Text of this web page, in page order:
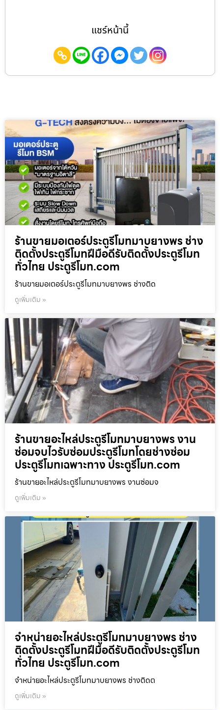
แชร์หน้านี้
ร้านขายมอเตอร์ประตูรีโมทมาบยางพร ช่าง
ติดตั้งประตูรีโมทฝีมือดีรับติดตั้งประตูรีโมท
ทั่วไทย ประตูรีโมท.com
ร้านขายมอเตอร์ประตูรีโมทมาบยางพร ช่างติด
ดูเพิ่มเติม »
ร้านขายอะไหล่ประตูรีโมทมาบยางพร งาน
ซ่อมจบไวรับซ่อมประตูรีโมทโดยช่างซ่อม
ประตูรีโมทเฉพาะทาง ประตูรีโมท.com
ร้านขายอะไหล่ประตูรีโมทมาบยางพร งานซ่อมจ
ดูเพิ่มเติม »
จำหน่ายอะไหล่ประตูรีโมทมาบยางพร ช่าง
ติดตั้งประตูรีโมทฝีมือดีรับติดตั้งประตูรีโมท
ทั่วไทย ประตูรีโมท.com
จำหน่ายอะไหล่ประตูรีโมทมาบยางพร ช่างติดต
ดูเพิ่มเติม »